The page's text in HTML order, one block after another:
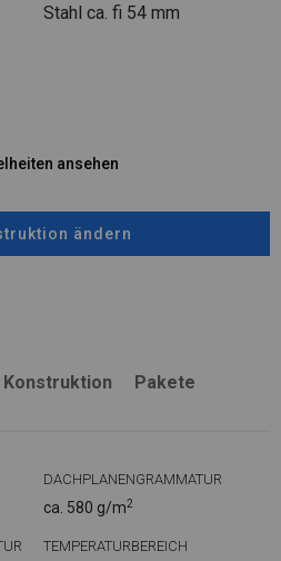
Stahl ca. fi 54 mm
ansehen
ändern
Konstruktion Pakete
DACHPLANENGRAMMATUR
ca. 580 g/m2
TEMPERATURBEREICH